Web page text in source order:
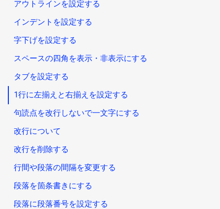
アウトラインを設定する
インデントを設定する
字下げを設定する
スペースの四角を表示・非表示にする
タブを設定する
1行に左揃えと右揃えを設定する
句読点を改行しないで一文字にする
改行について
改行を削除する
行間や段落の間隔を変更する
段落を箇条書きにする
段落に段落番号を設定する